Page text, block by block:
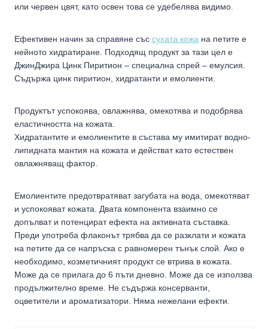
или червен цвят, като освен това се удебелява видимо.
Ефективен начин за справяне със сухата кожа на петите е
нейното хидратиране. Подходящ продукт за тази цел е
ДжинДжира Цинк Пиритион – специална спрей – емулсия.
Съдържа цинк пиритион, хидратанти и емолиенти.
Продуктът успокоява, овлажнява, омекотява и подобрява
еластичността на кожата.
Хидратантите и емолиентите в състава му имитират водно-
липидната мантия на кожата и действат като естествен
овлажняващ фактор.
Емолиентите предотвратявaт загубата на вода, омекотяват
и успокояват кожата. Двата компонента взаимно се
допълват и потенцират ефекта на активната съставка.
Преди употреба флаконът трябва да се разклати и кожата
на петите да се напръска с равномерен тънък слой. Ако е
необходимо, козметичният продукт се втрива в кожата.
Може да се прилага до 6 пъти дневно. Може да се използва
продължително време. Не съдържа консерванти,
оцветители и ароматизатори. Няма нежелани ефекти.